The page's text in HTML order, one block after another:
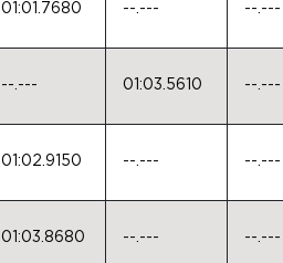
01:01.7680 --.--- --.---
--.--- 01:03.5610 --.---
01:02.9150 --.--- --.---
01:03.8680 --.--- --.---